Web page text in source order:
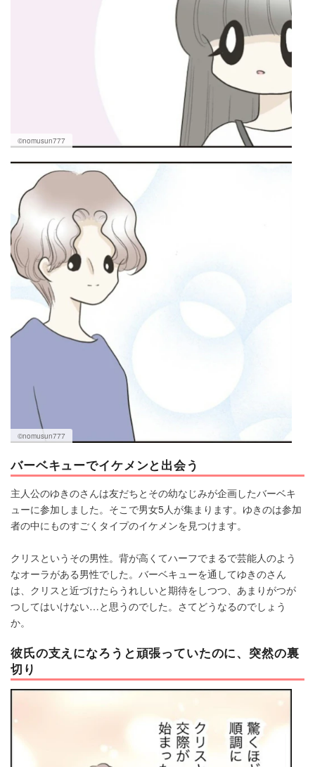
©nomusun777
©nomusun777
バーベキューでイケメンと出会う
主人公のゆきのさんは友だちとその幼なじみが企画したバーベキ
ューに参加しました。そこで男女5人が集まります。ゆきのは参加
者の中にものすごくタイプのイケメンを見つけます。
クリスというその男性。背が高くてハーフでまるで芸能人のよう
なオーラがある男性でした。バーベキューを通してゆきのさん
は、クリスと近づけたらうれしいと期待をしつつ、あまりがつが
つしてはいけない…と思うのでした。さてどうなるのでしょう
か。
彼氏の支えになろうと頑張っていたのに、突然の裏
切り